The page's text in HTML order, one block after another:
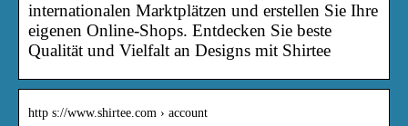
internationalen Marktplätzen und erstellen Sie Ihre
eigenen Online-Shops. Entdecken Sie beste
Qualität und Vielfalt an Designs mit Shirtee
http s://www.shirtee.com › account